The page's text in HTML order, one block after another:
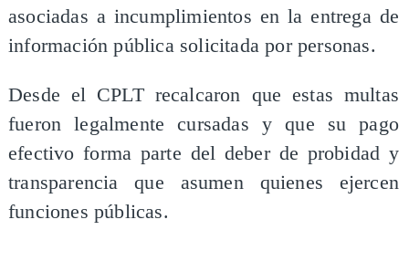
asociadas a incumplimientos en la entrega de
información pública solicitada por personas.
Desde el CPLT recalcaron que estas multas
fueron legalmente cursadas y que su pago
efectivo forma parte del deber de probidad y
transparencia que asumen quienes ejercen
funciones públicas.